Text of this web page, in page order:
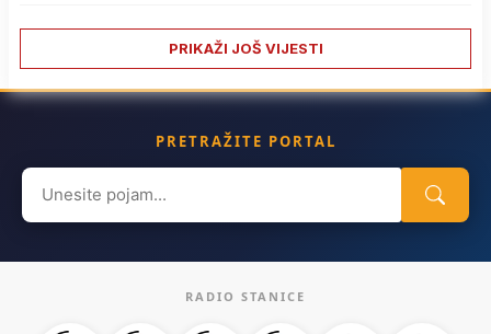
PRIKAŽI JOŠ VIJESTI
PRETRAŽITE PORTAL
Search
for:
RADIO STANICE